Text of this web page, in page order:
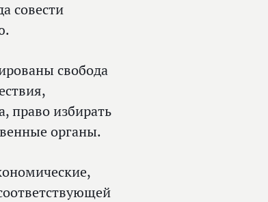
совести
свобода
право избирать
органы.